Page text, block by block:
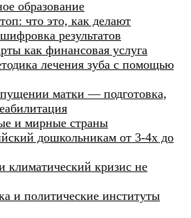
образование
что это, как делают
результатов
как финансовая услуга
лечения зуба с помощью
матки — подготовка,
и мирные страны
дошкольникам от 3-4х до
климатический кризис не
и политические институты